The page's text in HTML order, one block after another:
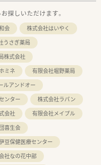
探しいただけます。
会
株式会社はいやく
うさぎ薬局
株式会社
ミネ
有限会社堀野薬局
ルアンドオー
ンター
株式会社ラパン
会社
有限会社メイプル
喜生会
豆保健医療センター
社なの花中部